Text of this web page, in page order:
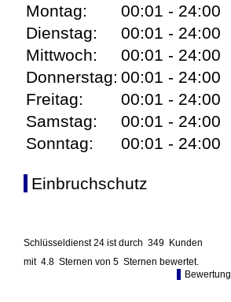
Montag:
00:01 - 24:00
Dienstag:
00:01 - 24:00
Mittwoch:
00:01 - 24:00
Donnerstag: 00:01 - 24:00
Freitag:
00:01 - 24:00
Samstag:
00:01 - 24:00
Sonntag:
00:01 - 24:00
Einbruchschutz
Schlüsseldienst 24 ist durch 349 Kunden
mit 4.8 Sternen von 5 Sternen bewertet.
Bewertung